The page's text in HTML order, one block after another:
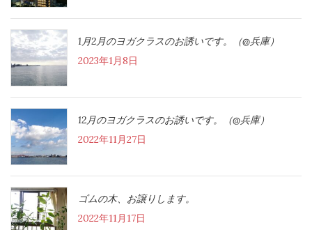
1月2月のヨガクラスのお誘いです。（@兵庫）
2023年1月8日
12月のヨガクラスのお誘いです。（@兵庫）
2022年11月27日
ゴムの木、お譲りします。
2022年11月17日